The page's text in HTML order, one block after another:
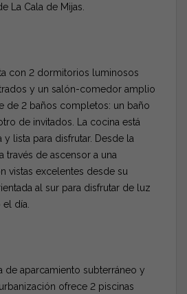
La Cala de Mijas.
con 2 dormitorios luminosos
y un salón-comedor amplio
de 2 baños completos: un baño
de invitados. La cocina está
lista para disfrutar. Desde la
través de ascensor a una
vistas excelentes desde su
al sur para disfrutar de luz
día.
de aparcamiento subterráneo y
ofrece 2 piscinas